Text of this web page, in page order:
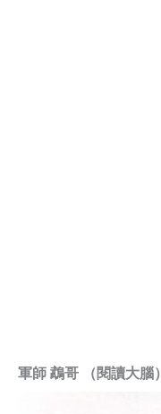
軍師 鵡哥 （閱讀大腦）